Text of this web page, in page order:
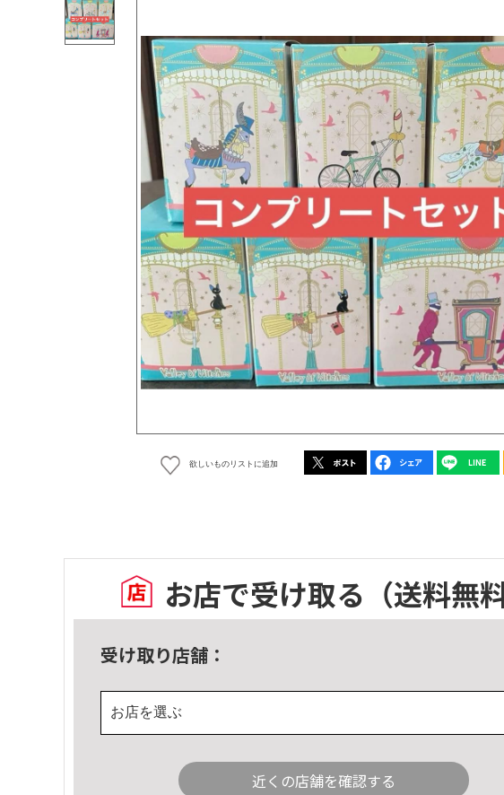
欲しいものリストに追加
お店で受け取る （送料無料
受け取り店舗：
お店を選ぶ
近くの店舗を確認する